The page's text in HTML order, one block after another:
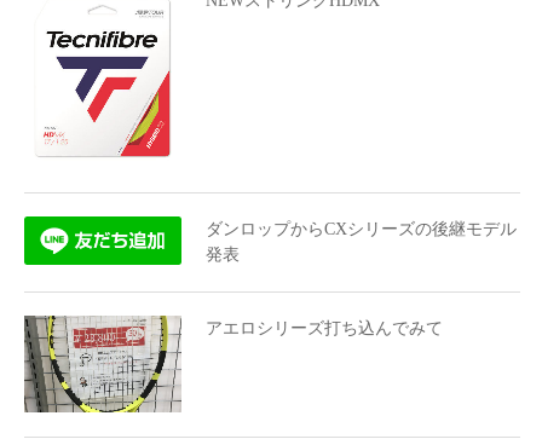
ダンロップからCXシリーズの後継モデル
発表
アエロシリーズ打ち込んでみて